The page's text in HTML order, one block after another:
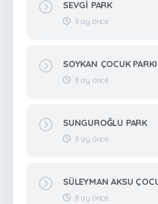
SEVGİ PARK
8 ay önce
SOYKAN ÇOCUK PARKI
8 ay önce
SUNGUROĞLU PARK
8 ay önce
SÜLEYMAN AKSU
8 ay önce